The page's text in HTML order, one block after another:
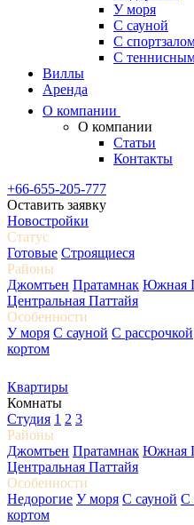
У моря
С сауной
С
С
Виллы
Аренда
О компании
О компании
Статьи
Контакты
+66-655-205-777
Оставить заявку
Новостройки
Статус
Готовые Строящиеся
Районы
Джомтьен Пратамнак Южная
Центральная Паттайя
Особенности
У моря С сауной С рассрочкой
кортом
Квартиры
Комнаты
Студия 1 2 3
Районы
Джомтьен Пратамнак Южная
Центральная Паттайя
Особенности
Недорогие У моря С сауной С
кортом